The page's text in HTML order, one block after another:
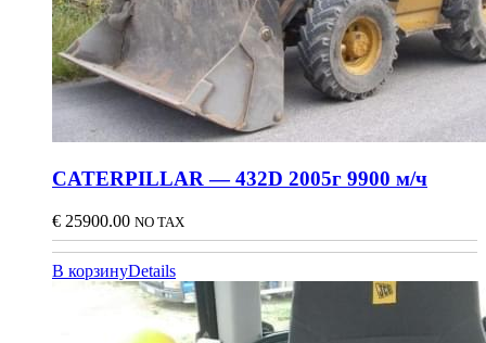
CATERPILLAR — 432D 2005г 9900 м/ч
€ 25900.00 NO TAX
В корзинуDetails